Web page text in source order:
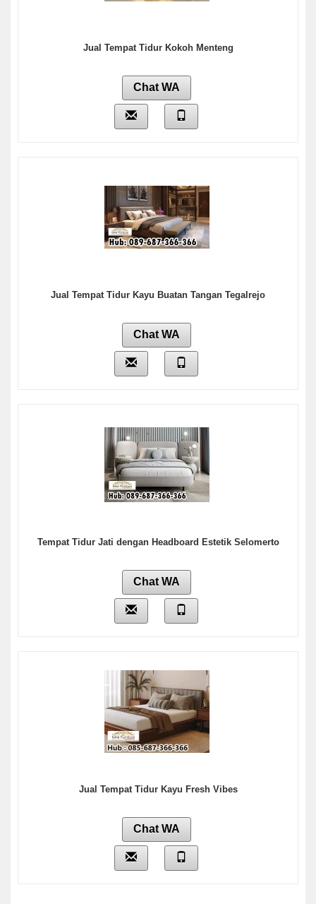
Jual Tempat Tidur Kokoh Menteng
Chat WA
Jual Tempat Tidur Kayu Buatan Tangan Tegalrejo
Chat WA
Tempat Tidur Jati dengan Headboard Estetik Selomerto
Chat WA
Jual Tempat Tidur Kayu Fresh Vibes
Chat WA